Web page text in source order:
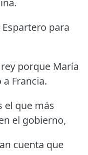
para
porque María
Francia.
el que más
el gobierno,
cuenta que